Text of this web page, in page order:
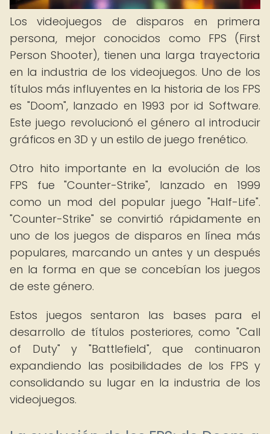
Los videojuegos de disparos en primera
persona, mejor conocidos como FPS (First
Person Shooter), tienen una larga trayectoria
en la industria de los videojuegos. Uno de los
títulos más influyentes en la historia de los FPS
es "Doom", lanzado en 1993 por id Software.
Este juego revolucionó el género al introducir
gráficos en 3D y un estilo de juego frenético.
Otro hito importante en la evolución de los
FPS fue "Counter-Strike", lanzado en 1999
como un mod del popular juego "Half-Life".
"Counter-Strike" se convirtió rápidamente en
uno de los juegos de disparos en línea más
populares, marcando un antes y un después
en la forma en que se concebían los juegos
de este género.
Estos juegos sentaron las bases para el
desarrollo de títulos posteriores, como "Call
of Duty" y "Battlefield", que continuaron
expandiendo las posibilidades de los FPS y
consolidando su lugar en la industria de los
videojuegos.